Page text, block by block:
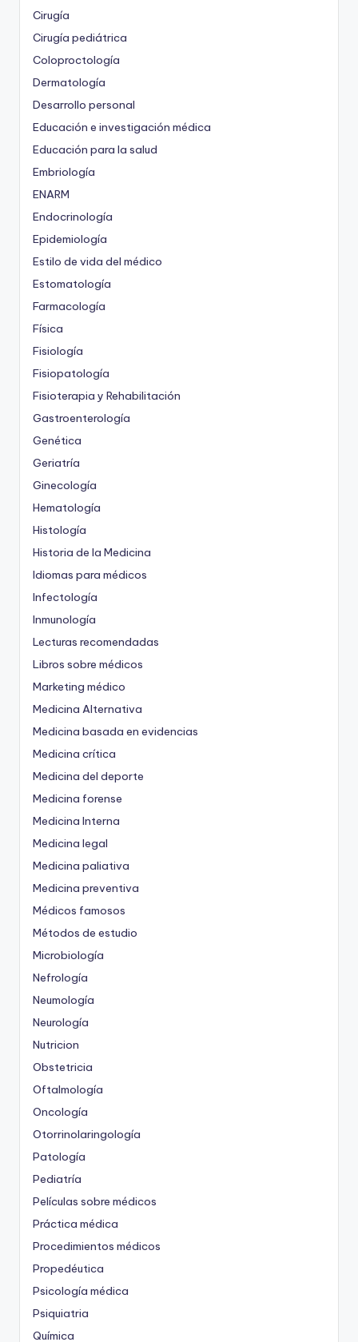
Cirugía
Cirugía pediátrica
Coloproctología
Dermatología
Desarrollo personal
Educación e investigación médica
Educación para la salud
Embriología
ENARM
Endocrinología
Epidemiología
Estilo de vida del médico
Estomatología
Farmacología
Física
Fisiología
Fisiopatología
Fisioterapia y Rehabilitación
Gastroenterología
Genética
Geriatría
Ginecología
Hematología
Histología
Historia de la Medicina
Idiomas para médicos
Infectología
Inmunología
Lecturas recomendadas
Libros sobre médicos
Marketing médico
Medicina Alternativa
Medicina basada en evidencias
Medicina crítica
Medicina del deporte
Medicina forense
Medicina Interna
Medicina legal
Medicina paliativa
Medicina preventiva
Médicos famosos
Métodos de estudio
Microbiología
Nefrología
Neumología
Neurología
Nutricion
Obstetricia
Oftalmología
Oncología
Otorrinolaringología
Patología
Pediatría
Películas sobre médicos
Práctica médica
Procedimientos médicos
Propedéutica
Psicología médica
Psiquiatria
Química